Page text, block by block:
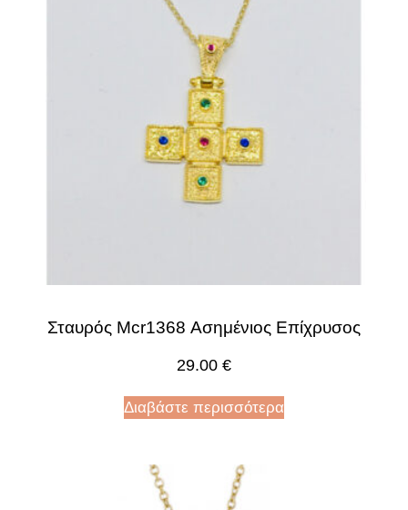
Σταυρός Mcr1368 Ασημένιος Επίχρυσος
29.00 €
Διαβάστε περισσότερα